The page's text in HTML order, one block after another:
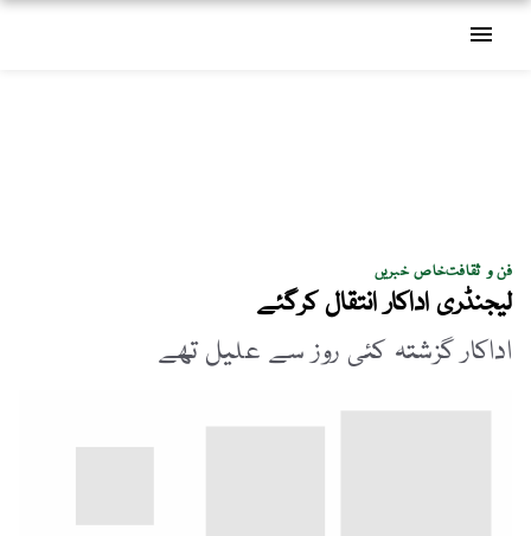
menu
فن و ثقافتخاص خبریں
لیجنڈری اداکار انتقال کرگئے
اداکار گزشتہ کئی روز سے علیل تھے